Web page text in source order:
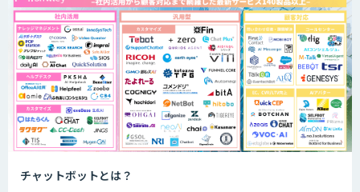
チャットボットとは？